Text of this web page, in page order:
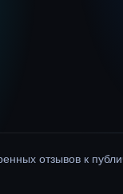
отзывов к